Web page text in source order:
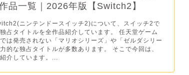
品一覧｜2026年版【Switch2】
ニンテンドースイッチ2)について、スイッチ2で
占タイトルを全作品紹介しています。 任天堂ゲーム
は発売されない「マリオシリーズ」や「ゼルダシリー
的な独占タイトルが多数あります。 そこで今回は、
介しています。...